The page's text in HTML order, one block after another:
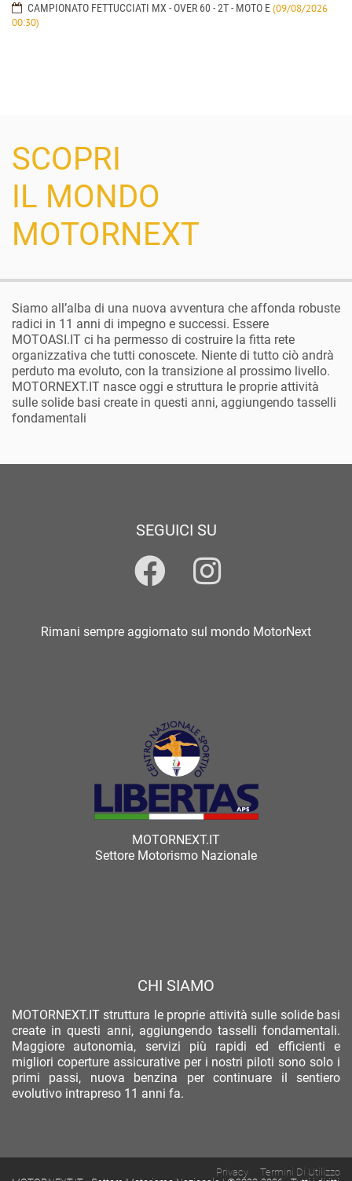
CAMPIONATO FETTUCCIATI MX - OVER 60 - 2T - MOTO E(09/08/2026
00:30)
SCOPRI
IL MONDO
MOTORNEXT
Siamo all’alba di una nuova avventura che affonda robuste
radici in 11 anni di impegno e successi. Essere
MOTOASI.IT ci ha permesso di costruire la fitta rete
organizzativa che tutti conoscete. Niente di tutto ciò andrà
perduto ma evoluto, con la transizione al prossimo livello.
MOTORNEXT.IT nasce oggi e struttura le proprie attività
sulle solide basi create in questi anni, aggiungendo tasselli
fondamentali
SEGUICI SU
Rimani sempre aggiornato sul mondo MotorNext
MOTORNEXT.IT
Settore Motorismo Nazionale
CHI SIAMO
MOTORNEXT.IT struttura le proprie attività sulle solide basi
create in questi anni, aggiungendo tasselli fondamentali.
Maggiore autonomia, servizi più rapidi ed efficienti e
migliori coperture assicurative per i nostri piloti sono solo i
primi passi, nuova benzina per continuare il sentiero
evolutivo intrapreso 11 anni fa.
Termini Di Utilizzo
Privacy